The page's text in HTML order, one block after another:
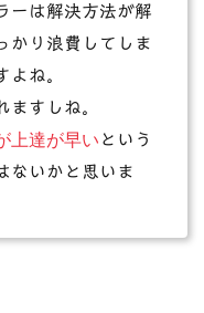
ーは解決方法が解
かり浪費してしま
よね。
ますしね。
上達が早い という
ないかと思いま